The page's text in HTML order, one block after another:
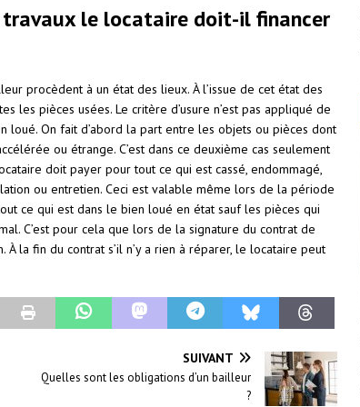
le locataire doit-il financer
procèdent à un état des lieux. À l’issue de cet état des
les pièces usées. Le critère d’usure n’est pas appliqué de
loué. On fait d’abord la part entre les objets ou pièces dont
ou étrange. C’est dans ce deuxième cas seulement
doit payer pour tout ce qui est cassé, endommagé,
ou entretien. Ceci est valable même lors de la période
ce qui est dans le bien loué en état sauf les pièces qui
C’est pour cela que lors de la signature du contrat de
la fin du contrat s’il n’y a rien à réparer, le locataire peut
SUIVANT
Quelles sont les obligations d’un bailleur
?